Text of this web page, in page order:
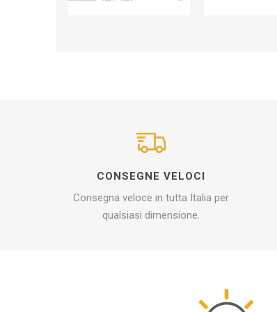
CONSEGNE VELOCI
Consegna veloce in tutta Italia per
qualsiasi dimensione.